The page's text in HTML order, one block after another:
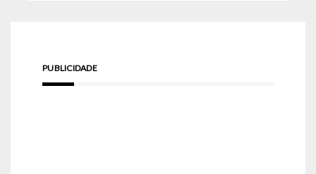
PUBLICIDADE